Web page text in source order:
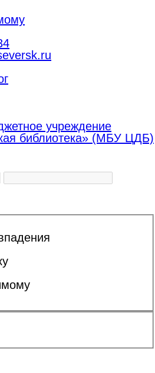
учреждение
библиотека» (МБУ ЦДБ)